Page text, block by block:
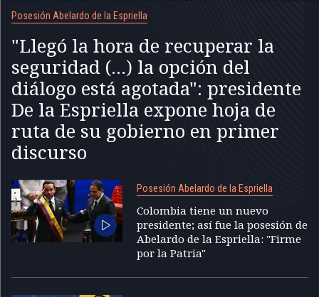
Posesión Abelardo de la Espriella
"Llegó la hora de recuperar la
seguridad (...) la opción del
diálogo está agotada": presidente
De la Espriella expone hoja de
ruta de su gobierno en primer
discurso
Posesión Abelardo de la Espriella
Colombia tiene un nuevo
presidente; así fue la posesión de
Abelardo de la Espriella: "Firme
por la Patria"